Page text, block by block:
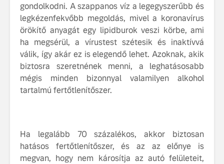
gondolkodni. A szappanos víz a legegyszerűbb és
legkézenfekvőbb megoldás, mivel a koronavírus
örökítő anyagát egy lipidburok veszi körbe, ami
ha megsérül, a vírustest szétesik és inaktívvá
válik, így akár ez is elegendő lehet. Azoknak, akik
biztosra szeretnének menni, a leghatásosabb
mégis minden bizonnyal valamilyen alkohol
tartalmú fertőtlenítőszer.
Ha legalább 70 százalékos, akkor biztosan
hatásos fertőtlenítőszer, és az az előnye is
megvan, hogy nem károsítja az autó felületeit,
Volvo élmények a
Lajvér Pikniken
Milliók számára lett
elérhető a Volvo
Car UX élmény
Az új Volvo EX60 új
szintre emeli a
fenntarthatóságot
A Volvo
bemutatja
gondosan
amelynek
ismerje
tisztán
Volvo